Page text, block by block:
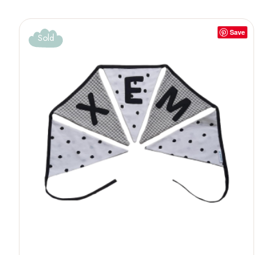
Save
Sold